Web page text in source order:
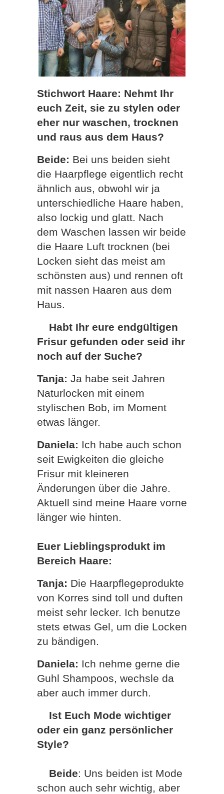
Stichwort Haare: Nehmt Ihr
euch Zeit, sie zu stylen oder
eher nur waschen, trocknen
und raus aus dem Haus?
Beide: Bei uns beiden sieht
die Haarpflege eigentlich recht
ähnlich aus, obwohl wir ja
unterschiedliche Haare haben,
also lockig und glatt. Nach
dem Waschen lassen wir beide
die Haare Luft trocknen (bei
Locken sieht das meist am
schönsten aus) und rennen oft
mit nassen Haaren aus dem
Haus.
Habt Ihr eure endgültigen
Frisur gefunden oder seid ihr
noch auf der Suche?
Tanja: Ja habe seit Jahren
Naturlocken mit einem
stylischen Bob, im Moment
etwas länger.
Daniela: Ich habe auch schon
seit Ewigkeiten die gleiche
Frisur mit kleineren
Änderungen über die Jahre.
Aktuell sind meine Haare vorne
länger wie hinten.
Euer Lieblingsprodukt im
Bereich Haare:
Tanja: Die Haarpflegeprodukte
von Korres sind toll und duften
meist sehr lecker. Ich benutze
stets etwas Gel, um die Locken
zu bändigen.
Daniela: Ich nehme gerne die
Guhl Shampoos, wechsle da
aber auch immer durch.
Ist Euch Mode wichtiger
oder ein ganz persönlicher
Style?
Beide: Uns beiden ist Mode
schon auch sehr wichtig, aber